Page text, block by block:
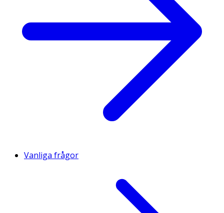
Vanliga frågor